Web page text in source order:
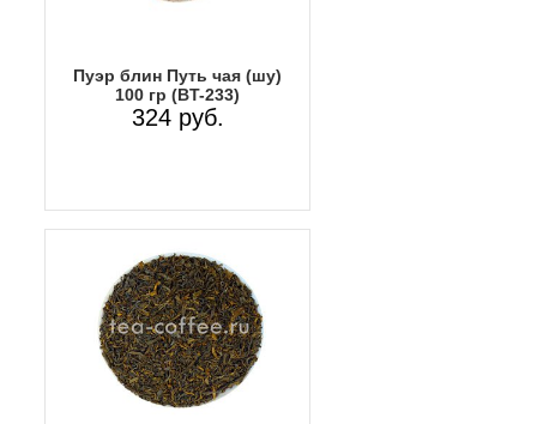
Пуэр блин Путь чая (шу)
100 гр (BT-233)
324 руб.